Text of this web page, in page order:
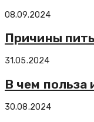
08.09.2024
Причины
31.05.2024
В чем польза
30.08.2024